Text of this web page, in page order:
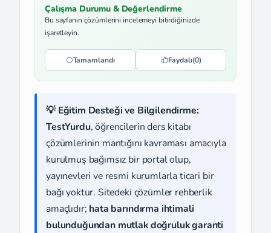
Çalışma Durumu & Değerlendirme
Bu sayfanın çözümlerini incelemeyi bitirdiğinizde
işaretleyin.
Tamamlandı Faydalı(0)
💡 Eğitim Desteği ve Bilgilendirme:
TestYurdu, öğrencilerin ders kitabı
çözümlerinin mantığını kavraması amacıyla
kurulmuş bağımsız bir portal olup,
yayınevleri ve resmi kurumlarla ticari bir
bağı yoktur. Sitedeki çözümler rehberlik
amaçlıdır; hata barındırma ihtimali
bulunduğundan mutlak doğruluk garanti